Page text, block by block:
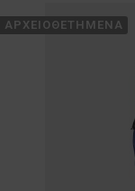
ΑΡΧΕΙΟΘΕΤΗΜΈΝΑ